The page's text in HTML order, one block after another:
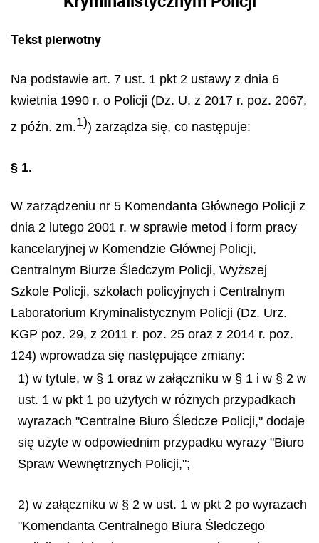
Tekst pierwotny
Na podstawie art. 7 ust. 1 pkt 2 ustawy z dnia 6
kwietnia 1990 r. o Policji (Dz. U. z 2017 r. poz. 2067,
z późn. zm.1)) zarządza się, co następuje:
§ 1.
W zarządzeniu nr 5 Komendanta Głównego Policji z
dnia 2 lutego 2001 r. w sprawie metod i form pracy
kancelaryjnej w Komendzie Głównej Policji,
Centralnym Biurze Śledczym Policji, Wyższej
Szkole Policji, szkołach policyjnych i Centralnym
Laboratorium Kryminalistycznym Policji (Dz. Urz.
KGP poz. 29, z 2011 r. poz. 25 oraz z 2014 r. poz.
124) wprowadza się następujące zmiany:
1) w tytule, w § 1 oraz w załączniku w § 1 i w § 2 w
ust. 1 w pkt 1 po użytych w różnych przypadkach
wyrazach "Centralne Biuro Śledcze Policji," dodaje
się użyte w odpowiednim przypadku wyrazy "Biuro
Spraw Wewnętrznych Policji,";
2) w załączniku w § 2 w ust. 1 w pkt 2 po wyrazach
"Komendanta Centralnego Biura Śledczego